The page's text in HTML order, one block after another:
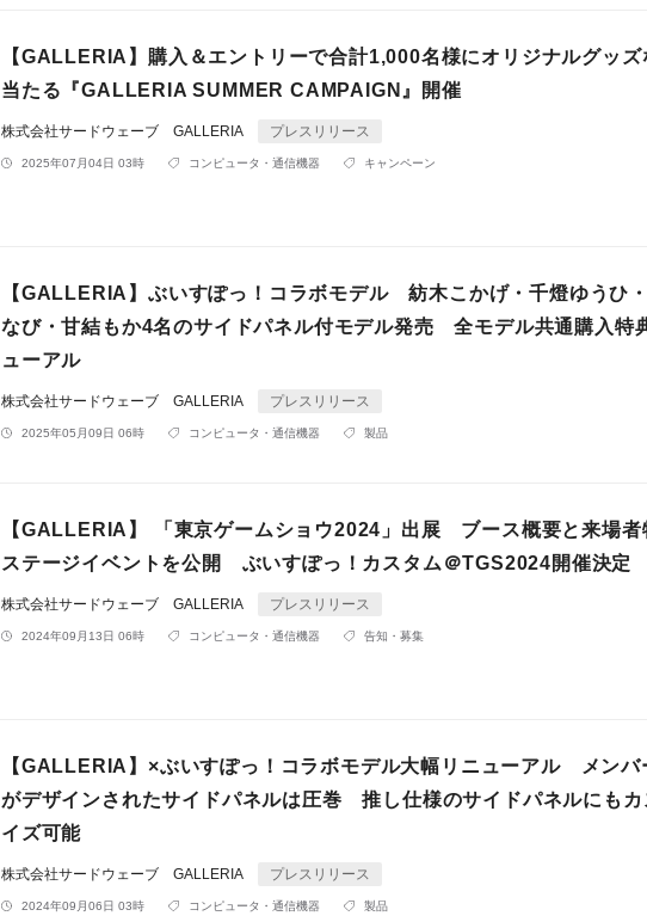
【GALLERIA】購入＆エントリーで合計1,000名様にオリジナルグッズ
当たる『GALLERIA SUMMER CAMPAIGN』開催
株式会社サードウェーブ GALLERIA プレスリリース
2025年07月04日 03時 コンピュータ・通信機器 キャンペーン
【GALLERIA】ぶいすぽっ！コラボモデル 紡木こかげ・千燈ゆうひ
なび・甘結もか4名のサイドパネル付モデル発売 全モデル共通購入特
ューアル
株式会社サードウェーブ GALLERIA プレスリリース
2025年05月09日 06時 コンピュータ・通信機器 製品
【GALLERIA】 「東京ゲームショウ2024」出展 ブース概要と来場者
ステージイベントを公開 ぶいすぽっ！カスタム＠TGS2024開催決定
株式会社サードウェーブ GALLERIA プレスリリース
2024年09月13日 06時 コンピュータ・通信機器 告知・募集
【GALLERIA】×ぶいすぽっ！コラボモデル大幅リニューアル メンバ
がデザインされたサイドパネルは圧巻 推し仕様のサイドパネルにもカ
イズ可能
株式会社サードウェーブ GALLERIA プレスリリース
2024年09月06日 03時 コンピュータ・通信機器 製品